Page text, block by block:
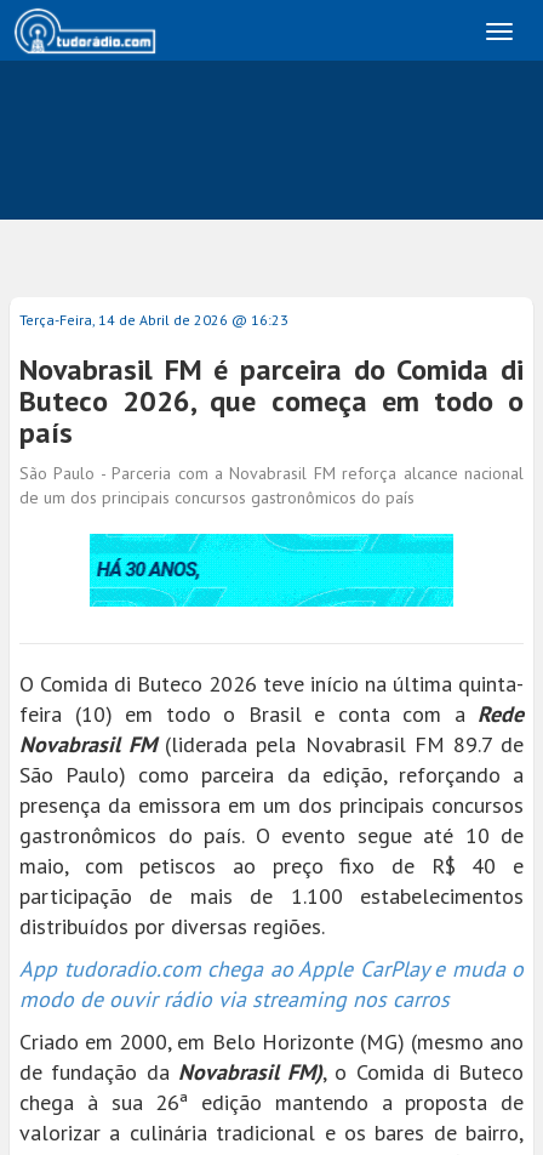
Terça-Feira, 14 de Abril de 2026 @ 16:23
Novabrasil FM é parceira do Comida di
Buteco 2026, que começa em todo o
país
São Paulo - Parceria com a Novabrasil FM reforça alcance nacional
de um dos principais concursos gastronômicos do país
O Comida di Buteco 2026 teve início na última quinta-
feira (10) em todo o Brasil e conta com a Rede
Novabrasil FM(liderada pela Novabrasil FM 89.7 de
São Paulo) como parceira da edição, reforçando a
presença da emissora em um dos principais concursos
gastronômicos do país. O evento segue até 10 de
maio, com petiscos ao preço fixo de R$ 40 e
participação de mais de 1.100 estabelecimentos
distribuídos por diversas regiões.
App tudoradio.com chega ao Apple CarPlay e muda o
modo de ouvir rádio via streaming nos carros
Criado em 2000, em Belo Horizonte (MG) (mesmo ano
de fundação da Novabrasil FM), o Comida di Buteco
chega à sua 26ª edição mantendo a proposta de
valorizar a culinária tradicional e os bares de bairro,